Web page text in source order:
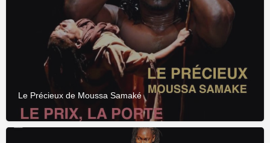
Le Précieux de Moussa Samaké